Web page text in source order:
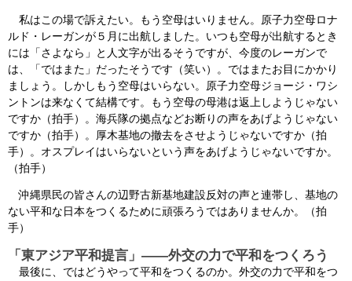
私はこの場で訴えたい。もう空母はいりません。原子力空母ロナ
ルド・レーガンが５月に出航しました。いつも空母が出航するとき
には「さよなら」と人文字が出るそうですが、今度のレーガンで
は、「ではまた」だったそうです（笑い）。ではまたお目にかかり
ましょう。しかしもう空母はいらない。原子力空母ジョージ・ワシ
ントンは来なくて結構です。もう空母の母港は返上しようじゃない
ですか（拍手）。海兵隊の拠点などお断りの声をあげようじゃない
ですか（拍手）。厚木基地の撤去をさせようじゃないですか（拍
手）。オスプレイはいらないという声をあげようじゃないですか。
（拍手）
沖縄県民の皆さんの辺野古新基地建設反対の声と連帯し、基地の
ない平和な日本をつくるために頑張ろうではありませんか。（拍
手）
「東アジア平和提言」――外交の力で平和をつくろう
最後に、ではどうやって平和をつくるのか。外交の力で平和をつ